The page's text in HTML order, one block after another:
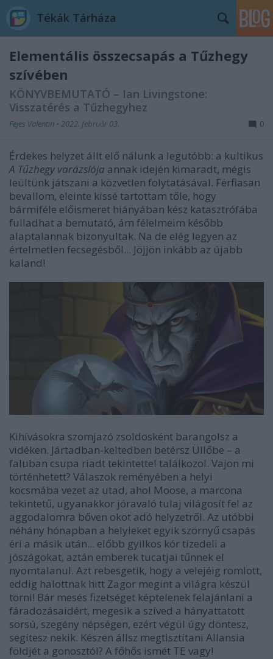
Tékák Tárháza
Elementális összecsapás a Tűzhegy
szívében
KÖNYVBEMUTATÓ – Ian Livingstone:
Visszatérés a Tűzhegyhez
Fejes Valentin • 2022. február 03. 0
Érdekes helyzet állt elő nálunk a legutóbb: a kultikus
A Tűzhegy varázslója annak idején kimaradt, mégis
leültünk játszani a közvetlen folytatásával. Férfiasan
bevallom, eleinte kissé tartottam tőle, hogy
bármiféle előismeret hiányában kész katasztrófába
fulladhat a bemutató, ám félelmeim később
alaptalannak bizonyultak. Na de elég legyen az
értelmetlen fecsegésből... Jöjjön inkább az újabb
kaland!
Kihívásokra szomjazó zsoldosként barangolsz a
vidéken. Jártadban-keltedben betérsz Üllőbe – a
faluban csupa riadt tekintettel találkozol. Vajon mi
történhetett? Válaszok reményében a helyi
kocsmába vezet az utad, ahol Moose, a marcona
tekintetű, ugyanakkor jóravaló tulaj világosít fel az
aggodalomra bőven okot adó helyzetről. Az utóbbi
néhány hónapban a helyieket egyik szörnyű csapás
éri a másik után... előbb gyilkos kór tizedeli a
jószágokat, aztán emberek tucatjai tűnnek el
nyomtalanul. Azt rebesgetik, hogy a velejéig romlott,
eddig halottnak hitt Zagor megint a világra készül
törni! Bár mesés fizetséget képtelenek felajánlani a
fáradozásaidért, megesik a szíved a hányattatott
sorsú, szegény népségen, ezért végül úgy döntesz,
segítesz nekik. Készen állsz megtisztítani Allansia
földjét a gonosztól? A főhős ismét TE vagy!